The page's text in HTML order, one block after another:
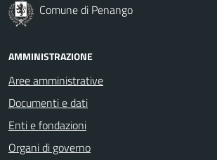
Comune di Penango
AMMINISTRAZIONE
Aree amministrative
Documenti e dati
Enti e fondazioni
Organi di governo